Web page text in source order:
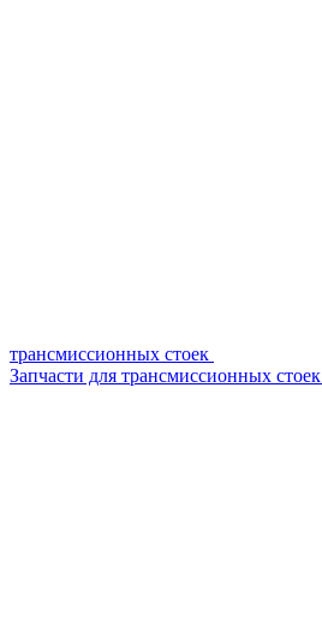
трансмиссионных стоек
Запчасти для трансмиссионных стоек